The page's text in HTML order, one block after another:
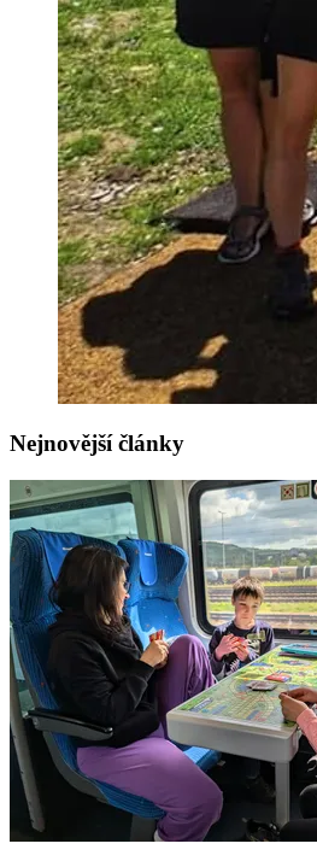
Nejnovější články